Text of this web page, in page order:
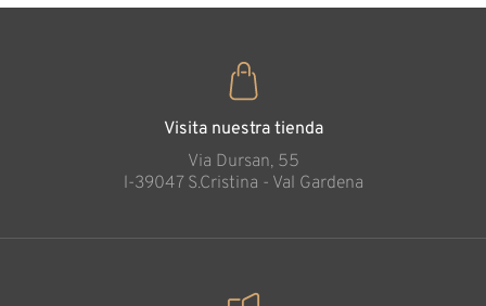
Visita nuestra tienda
Via Dursan, 55
l-39047 S.Cristina - Val Gardena